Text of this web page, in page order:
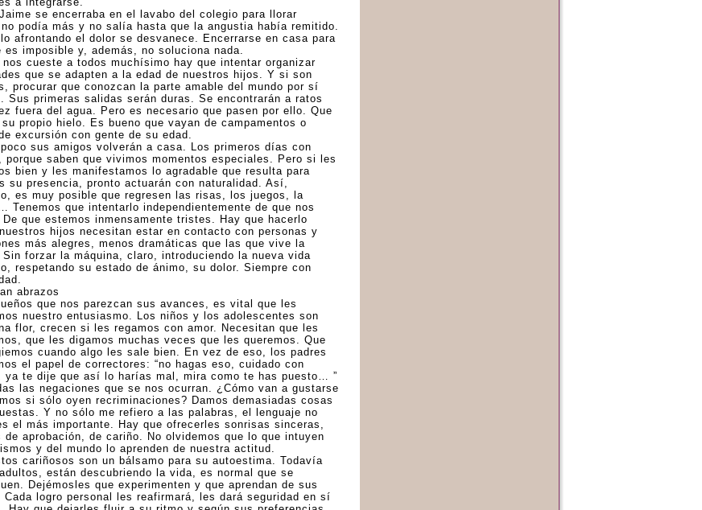
se encerraba en el lavabo del colegio para llorar
no podía más y no salía hasta que la angustia había remitido.
afrontando el dolor se desvanece. Encerrarse en casa para
es imposible y, además, no soluciona nada.
nos cueste a todos muchísimo hay que intentar organizar
que se adapten a la edad de nuestros hijos. Y si son
procurar que conozcan la parte amable del mundo por sí
Sus primeras salidas serán duras. Se encontrarán a ratos
fuera del agua. Pero es necesario que pasen por ello. Que
su propio hielo. Es bueno que vayan de campamentos o
excursión con gente de su edad.
sus amigos volverán a casa. Los primeros días con
porque saben que vivimos momentos especiales. Pero si les
bien y les manifestamos lo agradable que resulta para
su presencia, pronto actuarán con naturalidad. Así,
es muy posible que regresen las risas, los juegos, la
Tenemos que intentarlo independientemente de que nos
que estemos inmensamente tristes. Hay que hacerlo
hijos necesitan estar en contacto con personas y
más alegres, menos dramáticas que las que vive la
forzar la máquina, claro, introduciendo la nueva vida
respetando su estado de ánimo, su dolor. Siempre con
abrazos
que nos parezcan sus avances, es vital que les
nuestro entusiasmo. Los niños y los adolescentes son
flor, crecen si les regamos con amor. Necesitan que les
que les digamos muchas veces que les queremos. Que
cuando algo les sale bien. En vez de eso, los padres
el papel de correctores: “no hagas eso, cuidado con
ya te dije que así lo harías mal, mira como te has puesto… ”
las negaciones que se nos ocurran. ¿Cómo van a gustarse
si sólo oyen recriminaciones? Damos demasiadas cosas
Y no sólo me refiero a las palabras, el lenguaje no
el más importante. Hay que ofrecerles sonrisas sinceras,
de aprobación, de cariño. No olvidemos que lo que intuyen
y del mundo lo aprenden de nuestra actitud.
cariñosos son un bálsamo para su autoestima. Todavía
están descubriendo la vida, es normal que se
Dejémosles que experimenten y que aprendan de sus
Cada logro personal les reafirmará, les dará seguridad en sí